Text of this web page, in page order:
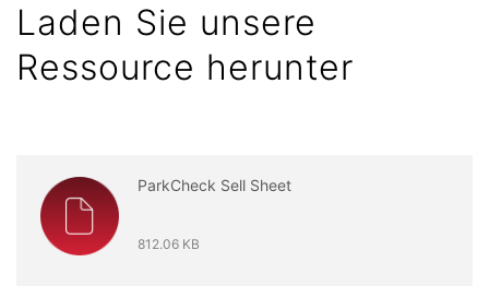
Laden Sie unsere
Ressource herunter
ParkCheck Sell Sheet
812.06 KB